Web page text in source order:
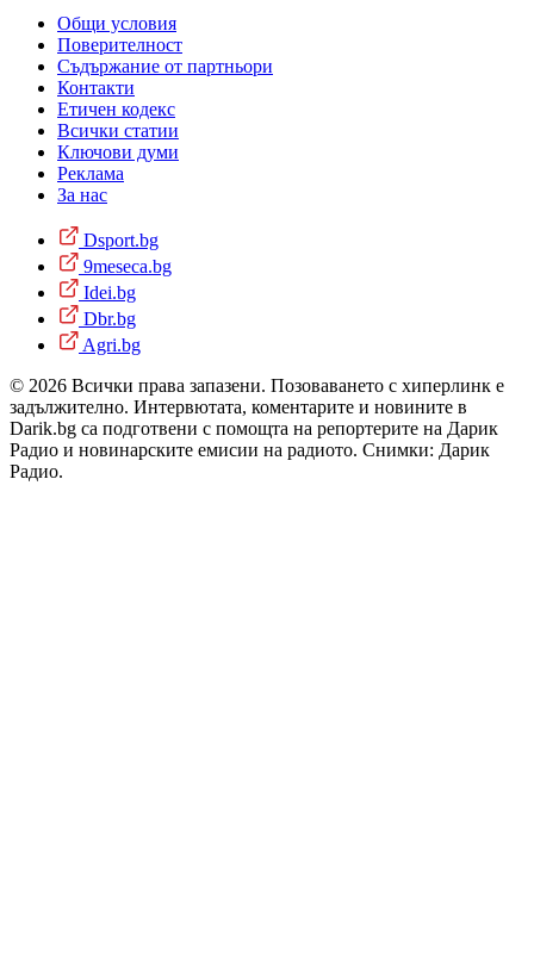
Общи условия
Поверителност
Съдържание от партньори
Контакти
Етичен кодекс
Всички статии
Ключови думи
Реклама
За нас
Dsport.bg
9meseca.bg
Idei.bg
Dbr.bg
Agri.bg
© 2026 Всички права запазени. Позоваването с хиперлинк е
задължително. Интервютата, коментарите и новините в
Darik.bg са подготвени с помощта на репортерите на Дарик
Радио и новинарските емисии на радиото. Снимки: Дарик
Радио.